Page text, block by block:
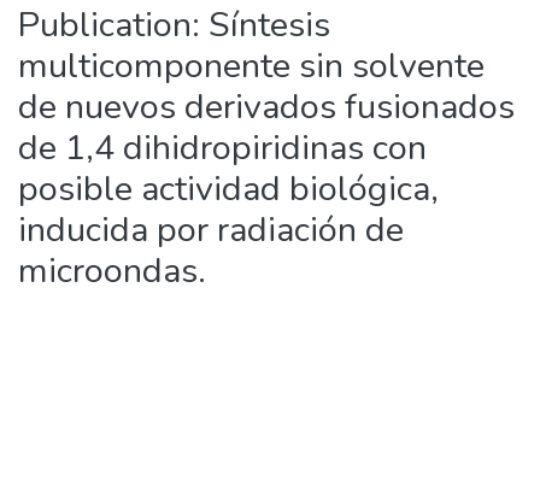
Publication: Síntesis
multicomponente sin solvente
de nuevos derivados fusionados
de 1,4 dihidropiridinas con
posible actividad biológica,
inducida por radiación de
microondas.